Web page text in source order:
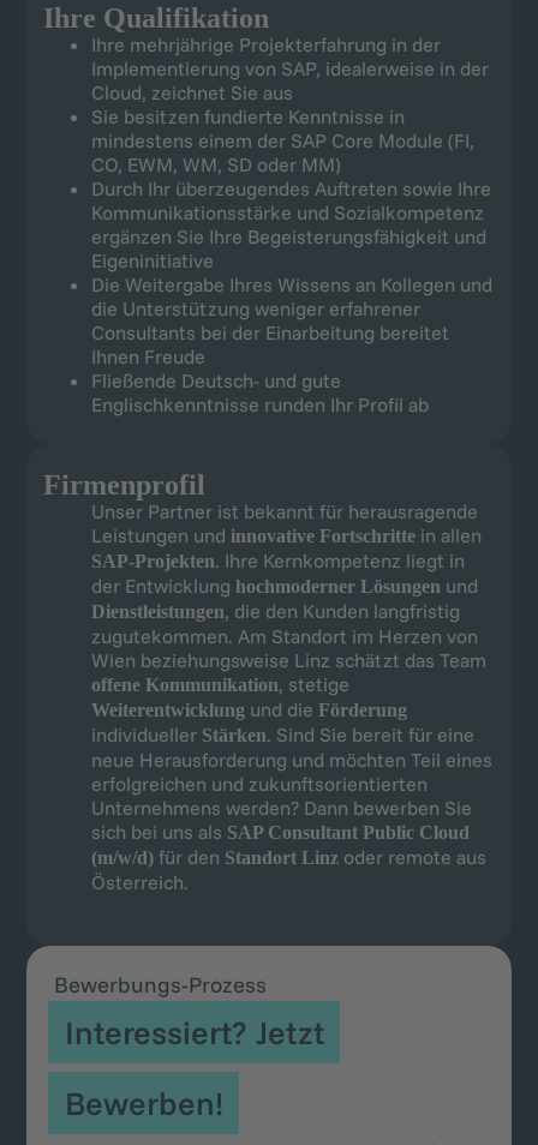
Ihre Qualifikation
Ihre mehrjährige Projekterfahrung in der
Implementierung von SAP, idealerweise in der
Cloud, zeichnet Sie aus
Sie besitzen fundierte Kenntnisse in
mindestens einem der SAP Core Module (FI,
CO, EWM, WM, SD oder MM)
Durch Ihr überzeugendes Auftreten sowie Ihre
Kommunikationsstärke und Sozialkompetenz
ergänzen Sie Ihre Begeisterungsfähigkeit und
Eigeninitiative
Die Weitergabe Ihres Wissens an Kollegen und
die Unterstützung weniger erfahrener
Consultants bei der Einarbeitung bereitet
Ihnen Freude
Fließende Deutsch- und gute
Englischkenntnisse runden Ihr Profil ab
Firmenprofil
Unser Partner ist bekannt für herausragende
Leistungen und innovative Fortschrittein allen
SAP-Projekten. Ihre Kernkompetenz liegt in
der Entwicklung hochmoderner Lösungenund
Dienstleistungen, die den Kunden langfristig
zugutekommen. Am Standort im Herzen von
Wien beziehungsweise Linz schätzt das Team
offene Kommunikation, stetige
Weiterentwicklung und die Förderung
individueller Stärken. Sind Sie bereit für eine
neue Herausforderung und möchten Teil eines
erfolgreichen und zukunftsorientierten
Unternehmens werden? Dann bewerben Sie
sich bei uns als SAP Consultant Public Cloud
(m/w/d)für den Standort Linzoder remote aus
Österreich.
Bewerbungs-Prozess
Interessiert? Jetzt
Bewerben!